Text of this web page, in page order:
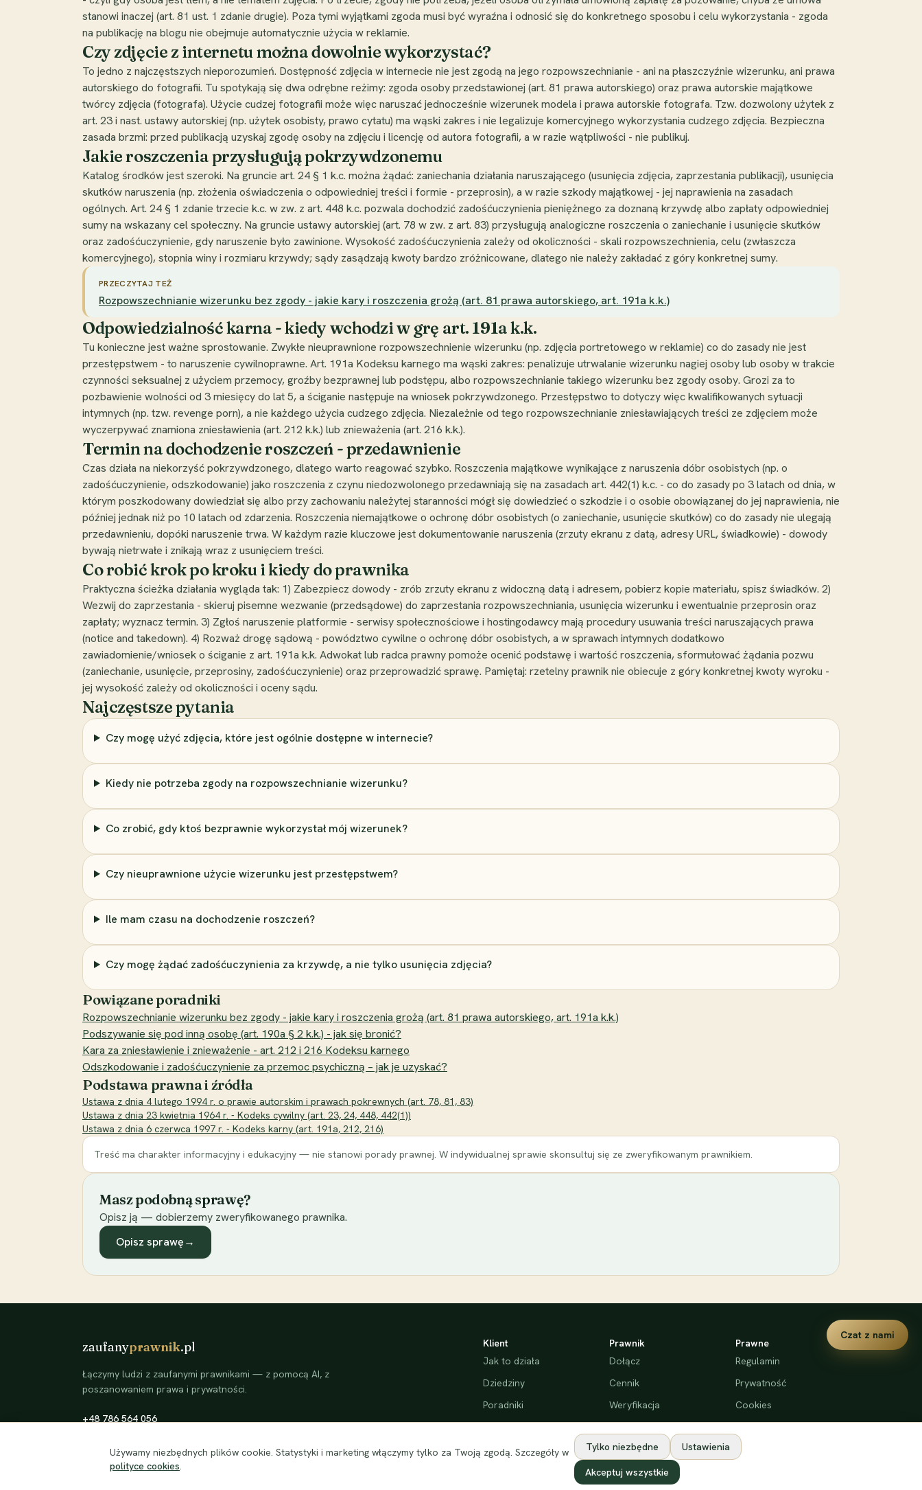
stanowi inaczej (art. 81 ust. 1 zdanie drugie). Poza tymi wyjątkami zgoda musi być wyraźna i odnosić się do konkretnego sposobu i celu wykorzystania - zgoda
na publikację na blogu nie obejmuje automatycznie użycia w reklamie.
Czy zdjęcie z internetu można dowolnie wykorzystać?
To jedno z najczęstszych nieporozumień. Dostępność zdjęcia w internecie nie jest zgodą na jego rozpowszechnianie - ani na płaszczyźnie wizerunku, ani prawa
autorskiego do fotografii. Tu spotykają się dwa odrębne reżimy: zgoda osoby przedstawionej (art. 81 prawa autorskiego) oraz prawa autorskie majątkowe
twórcy zdjęcia (fotografa). Użycie cudzej fotografii może więc naruszać jednocześnie wizerunek modela i prawa autorskie fotografa. Tzw. dozwolony użytek z
art. 23 i nast. ustawy autorskiej (np. użytek osobisty, prawo cytatu) ma wąski zakres i nie legalizuje komercyjnego wykorzystania cudzego zdjęcia. Bezpieczna
zasada brzmi: przed publikacją uzyskaj zgodę osoby na zdjęciu i licencję od autora fotografii, a w razie wątpliwości - nie publikuj.
Jakie roszczenia przysługują pokrzywdzonemu
Katalog środków jest szeroki. Na gruncie art. 24 § 1 k.c. można żądać: zaniechania działania naruszającego (usunięcia zdjęcia, zaprzestania publikacji), usunięcia
skutków naruszenia (np. złożenia oświadczenia o odpowiedniej treści i formie - przeprosin), a w razie szkody majątkowej - jej naprawienia na zasadach
ogólnych. Art. 24 § 1 zdanie trzecie k.c. w zw. z art. 448 k.c. pozwala dochodzić zadośćuczynienia pieniężnego za doznaną krzywdę albo zapłaty odpowiedniej
sumy na wskazany cel społeczny. Na gruncie ustawy autorskiej (art. 78 w zw. z art. 83) przysługują analogiczne roszczenia o zaniechanie i usunięcie skutków
oraz zadośćuczynienie, gdy naruszenie było zawinione. Wysokość zadośćuczynienia zależy od okoliczności - skali rozpowszechnienia, celu (zwłaszcza
komercyjnego), stopnia winy i rozmiaru krzywdy; sądy zasądzają kwoty bardzo zróżnicowane, dlatego nie należy zakładać z góry konkretnej sumy.
PRZECZYTAJ TEŻ
Rozpowszechnianie wizerunku bez zgody - jakie kary i roszczenia grożą (art. 81 prawa autorskiego, art. 191a k.k.)
Odpowiedzialność karna - kiedy wchodzi w grę art. 191a k.k.
Tu konieczne jest ważne sprostowanie. Zwykłe nieuprawnione rozpowszechnienie wizerunku (np. zdjęcia portretowego w reklamie) co do zasady nie jest
przestępstwem - to naruszenie cywilnoprawne. Art. 191a Kodeksu karnego ma wąski zakres: penalizuje utrwalanie wizerunku nagiej osoby lub osoby w trakcie
czynności seksualnej z użyciem przemocy, groźby bezprawnej lub podstępu, albo rozpowszechnianie takiego wizerunku bez zgody osoby. Grozi za to
pozbawienie wolności od 3 miesięcy do lat 5, a ściganie następuje na wniosek pokrzywdzonego. Przestępstwo to dotyczy więc kwalifikowanych sytuacji
intymnych (np. tzw. revenge porn), a nie każdego użycia cudzego zdjęcia. Niezależnie od tego rozpowszechnianie zniesławiających treści ze zdjęciem może
wyczerpywać znamiona zniesławienia (art. 212 k.k.) lub znieważenia (art. 216 k.k.).
Termin na dochodzenie roszczeń - przedawnienie
Czas działa na niekorzyść pokrzywdzonego, dlatego warto reagować szybko. Roszczenia majątkowe wynikające z naruszenia dóbr osobistych (np. o
zadośćuczynienie, odszkodowanie) jako roszczenia z czynu niedozwolonego przedawniają się na zasadach art. 442(1) k.c. - co do zasady po 3 latach od dnia, w
którym poszkodowany dowiedział się albo przy zachowaniu należytej staranności mógł się dowiedzieć o szkodzie i o osobie obowiązanej do jej naprawienia, nie
później jednak niż po 10 latach od zdarzenia. Roszczenia niemajątkowe o ochronę dóbr osobistych (o zaniechanie, usunięcie skutków) co do zasady nie ulegają
przedawnieniu, dopóki naruszenie trwa. W każdym razie kluczowe jest dokumentowanie naruszenia (zrzuty ekranu z datą, adresy URL, świadkowie) - dowody
bywają nietrwałe i znikają wraz z usunięciem treści.
Co robić krok po kroku i kiedy do prawnika
Praktyczna ścieżka działania wygląda tak: 1) Zabezpiecz dowody - zrób zrzuty ekranu z widoczną datą i adresem, pobierz kopie materiału, spisz świadków. 2)
Wezwij do zaprzestania - skieruj pisemne wezwanie (przedsądowe) do zaprzestania rozpowszechniania, usunięcia wizerunku i ewentualnie przeprosin oraz
zapłaty; wyznacz termin. 3) Zgłoś naruszenie platformie - serwisy społecznościowe i hostingodawcy mają procedury usuwania treści naruszających prawa
(notice and takedown). 4) Rozważ drogę sądową - powództwo cywilne o ochronę dóbr osobistych, a w sprawach intymnych dodatkowo
zawiadomienie/wniosek o ściganie z art. 191a k.k. Adwokat lub radca prawny pomoże ocenić podstawę i wartość roszczenia, sformułować żądania pozwu
(zaniechanie, usunięcie, przeprosiny, zadośćuczynienie) oraz przeprowadzić sprawę. Pamiętaj: rzetelny prawnik nie obiecuje z góry konkretnej kwoty wyroku -
jej wysokość zależy od okoliczności i oceny sądu.
Najczęstsze pytania
Czy mogę użyć zdjęcia, które jest ogólnie dostępne w internecie?
Kiedy nie potrzeba zgody na rozpowszechnianie wizerunku?
Co zrobić, gdy ktoś bezprawnie wykorzystał mój wizerunek?
Czy nieuprawnione użycie wizerunku jest przestępstwem?
Ile mam czasu na dochodzenie roszczeń?
Czy mogę żądać zadośćuczynienia za krzywdę, a nie tylko usunięcia zdjęcia?
Powiązane poradniki
Rozpowszechnianie wizerunku bez zgody - jakie kary i roszczenia grożą (art. 81 prawa autorskiego, art. 191a k.k.)
Podszywanie się pod inną osobę (art. 190a § 2 k.k.) - jak się bronić?
Kara za zniesławienie i znieważenie - art. 212 i 216 Kodeksu karnego
Odszkodowanie i zadośćuczynienie za przemoc psychiczną – jak je uzyskać?
Podstawa prawna i źródła
Ustawa z dnia 4 lutego 1994 r. o prawie autorskim i prawach pokrewnych (art. 78, 81, 83)
Ustawa z dnia 23 kwietnia 1964 r. - Kodeks cywilny (art. 23, 24, 448, 442(1))
Ustawa z dnia 6 czerwca 1997 r. - Kodeks karny (art. 191a, 212, 216)
Treść ma charakter informacyjny i edukacyjny — nie stanowi porady prawnej. W indywidualnej sprawie skonsultuj się ze zweryfikowanym prawnikiem.
Masz podobną sprawę?
Opisz ją — dobierzemy zweryfikowanego prawnika.
Opisz sprawę→
zaufanyprawnik.pl
Łączymy ludzi z zaufanymi prawnikami — z pomocą AI, z
poszanowaniem prawa i prywatności.
+48 786 564 056
zweryfikowanymi prawnikami.
Klient
Jak to działa
Dziedziny
Poradniki
Bezpieczeństwo
Prawnik
Dołącz
Cennik
Weryfikacja
Prawne
Regulamin
Prywatność
Cookies
Deklaracja dostępności
Czat z nami
Używamy niezbędnych plików cookie. Statystyki i marketing włączymy tylko za Twoją zgodą. Szczegóły w
polityce cookies.
Tylko niezbędne Ustawienia
Akceptuj wszystkie